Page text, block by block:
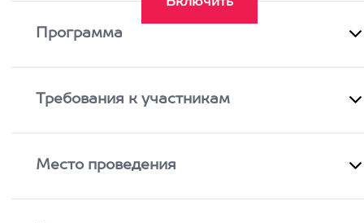
Программа
Требования к участникам
Место проведения